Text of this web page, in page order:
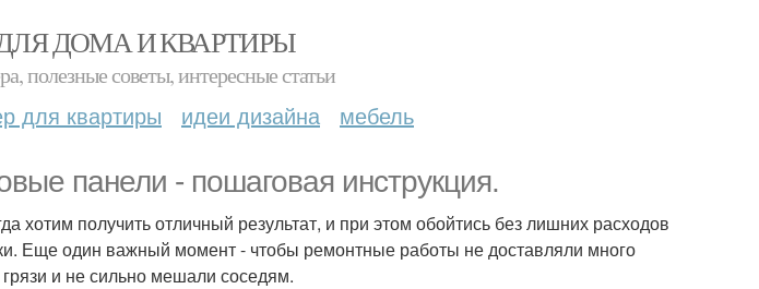
ДОМА И КВАРТИРЫ
полезные советы, интересные статьи
для квартиры идеи дизайна мебель
панели - пошаговая инструкция.
хотим получить отличный результат, и при этом обойтись без лишних расходов
Еще один важный момент - чтобы ремонтные работы не доставляли много
и не сильно мешали соседям.